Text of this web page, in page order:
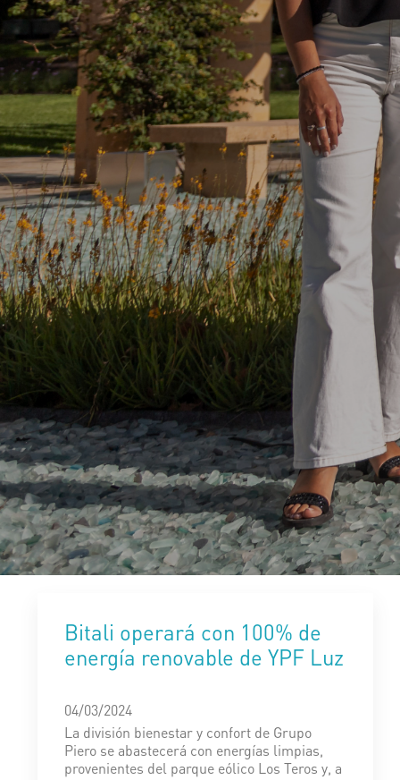
Bitali operará con 100% de
energía renovable de YPF Luz
04/03/2024
La división bienestar y confort de Grupo
Piero se abastecerá con energías limpias,
provenientes del parque eólico Los Teros y, a